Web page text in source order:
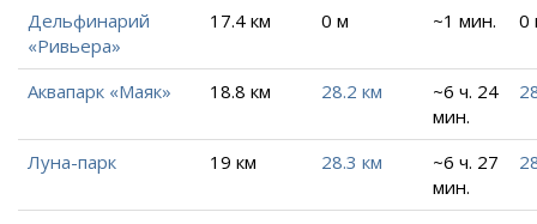
Дельфинарий
«Ривьера»
17.4 км 0 м ~1 мин. 0
Аквапарк «Маяк» 18.8 км 28.2 км
~6 ч. 24
мин.
Луна-парк 19 км 28.3 км
~6 ч. 27
мин.